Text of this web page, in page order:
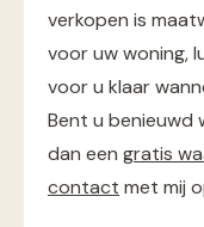
verkopen is
voor uw woning,
voor u klaar
Bent u benieuwd
dan een gratis
contact met mij